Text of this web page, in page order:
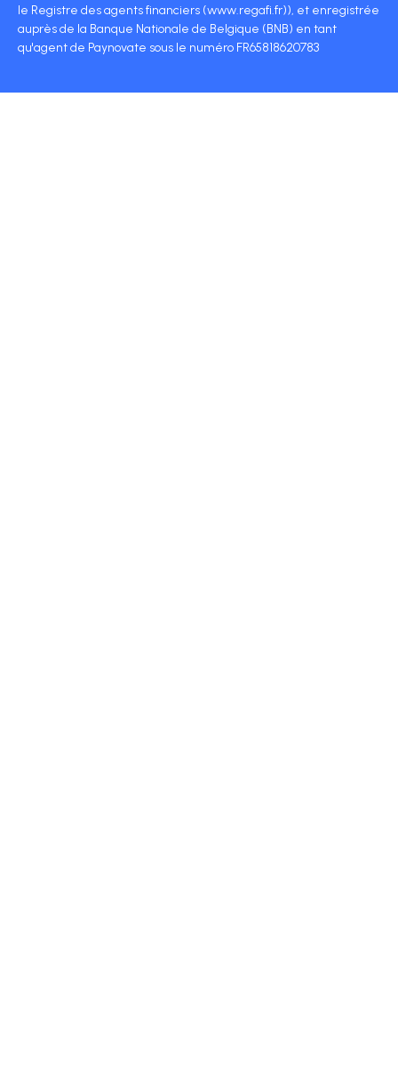
le Registre des agents financiers (www.regafi.fr)), et enregistrée
auprès de la Banque Nationale de Belgique (BNB) en tant
qu'agent de Paynovate sous le numéro FR65818620783